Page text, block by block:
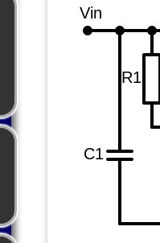
C1
Vin
R1